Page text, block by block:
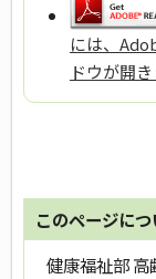
には、
ドウが開き
このページに
健康福祉部 高